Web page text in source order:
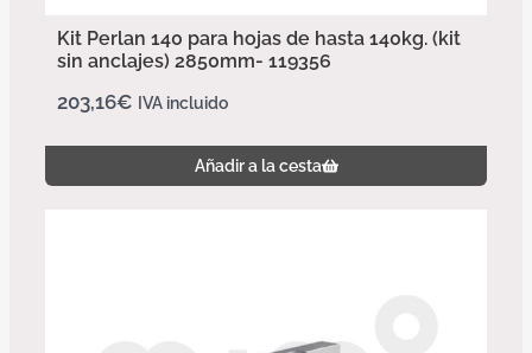
Kit Perlan 140 para hojas de hasta 140kg. (kit
sin anclajes) 2850mm- 119356
203,16€ IVA incluido
Añadir a la cesta